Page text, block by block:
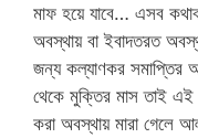
মাফ হয়ে যাবে… এসব
অবস্থায় বা ইবাদতরত
জন্য কল্যাণকর সমাপ্তির
থেকে মুক্তির মাস তাই এই
করা অবস্থায় মারা গেলে